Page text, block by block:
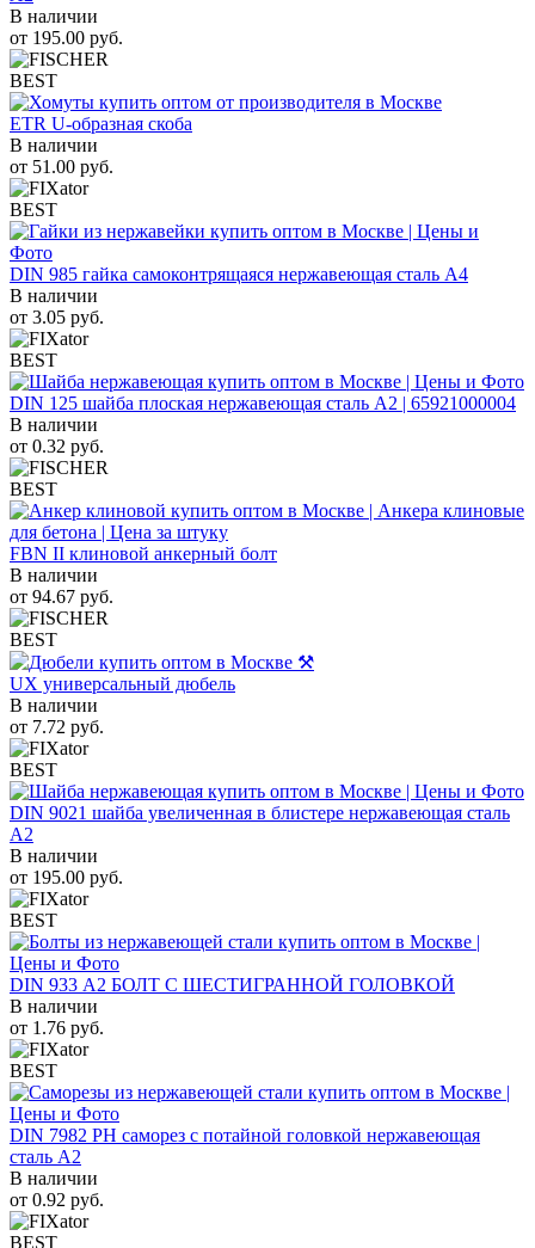
В наличии
от 195.00 руб.
BEST
ETR U-образная скоба
В наличии
от 51.00 руб.
BEST
DIN 985 гайка самоконтрящаяся нержавеющая сталь A4
В наличии
от 3.05 руб.
BEST
DIN 125 шайба плоская нержавеющая сталь A2 | 65921000004
В наличии
от 0.32 руб.
BEST
FBN II клиновой анкерный болт
В наличии
от 94.67 руб.
BEST
UX универсальный дюбель
В наличии
от 7.72 руб.
BEST
DIN 9021 шайба увеличенная в блистере нержавеющая сталь
A2
В наличии
от 195.00 руб.
BEST
DIN 933 А2 БОЛТ С ШЕСТИГРАННОЙ ГОЛОВКОЙ
В наличии
от 1.76 руб.
BEST
DIN 7982 PH саморез с потайной головкой нержавеющая
сталь A2
В наличии
от 0.92 руб.
BEST